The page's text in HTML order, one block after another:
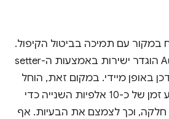
במקור עם תמיכה בביטול הקיפול.
כשערך של AudioParam הוגדר ישירות באמצעות ה-setter
באופן מיידי. במקום זאת, הוחל
מחליק מעריכי עם קבוע זמן של כ-10 אלפיות השנייה כדי
חלקה, וכך לצמצם את הבעיות. אף